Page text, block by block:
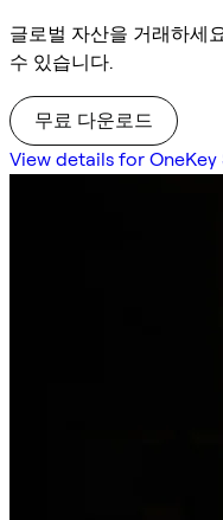
글로벌 자산을 거래하세
수 있습니다.
무료 다운로드
View details for OneKey